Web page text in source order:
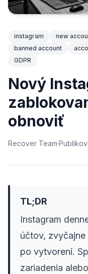
instagram new
banned account
GDPR
Nový
obnoviť
Recover Team·
TL;DR
Instagram
účtov,
po vytvorení.
zariadenia